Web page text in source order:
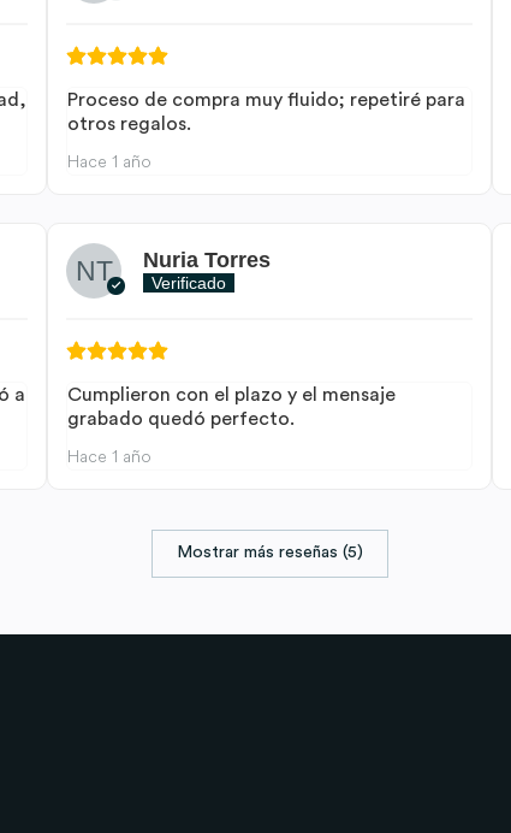
a
Proceso de compra muy fluido; repetiré para
otros regalos.
Hace 1 año
Nuria Torres
Verificado
Cumplieron con el plazo y el mensaje
grabado quedó perfecto.
Hace 1 año
Mostrar más reseñas (5)